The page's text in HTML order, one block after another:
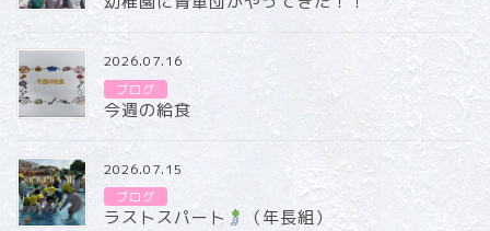
2026.07.16
ブログ
今週の給食
2026.07.15
ブログ
ラストスパート （年長組）